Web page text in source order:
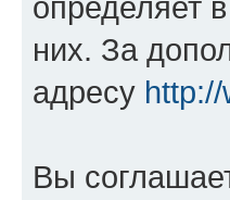
них. За
адресу
Вы